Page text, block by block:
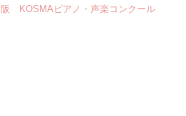
阪 KOSMAピアノ・声楽コンクール